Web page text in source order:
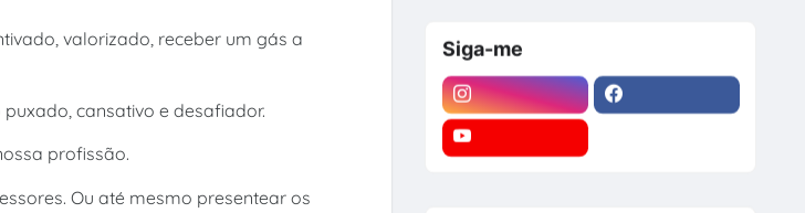
valorizado, receber um gás a
cansativo e desafiador.
profissão.
Ou até mesmo presentear os
Siga-me